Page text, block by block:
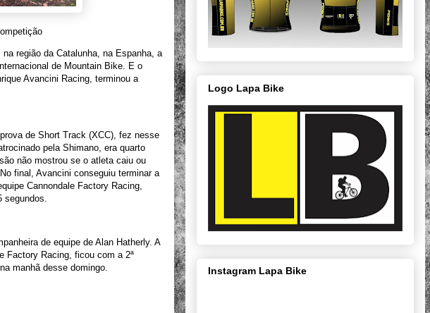
região da Catalunha, na Espanha, a
de Mountain Bike. E o
Avancini Racing, terminou a
de Short Track (XCC), fez nesse
pela Shimano, era quarto
não mostrou se o atleta caiu ou
final, Avancini conseguiu terminar a
Cannondale Factory Racing,
segundos.
de equipe de Alan Hatherly. A
Factory Racing, ficou com a 2ª
manhã desse domingo.
Logo Lapa Bike
Instagram Lapa Bike